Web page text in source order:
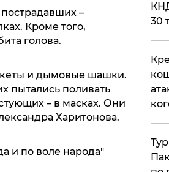
–
Кроме того,
голова.
и дымовые шашки.
пытались поливать
– в масках. Они
Харитонова.
и по воле народа"
30